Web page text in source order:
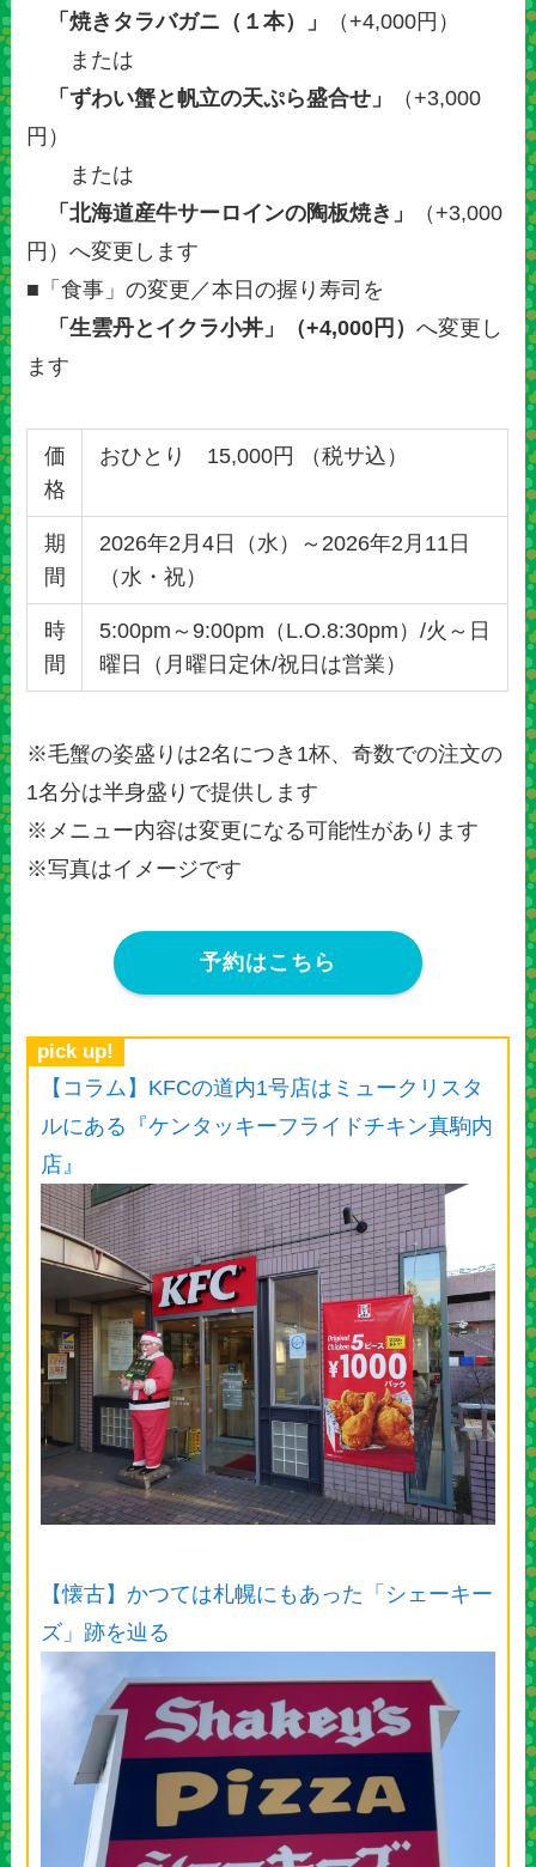
「焼きタラバガニ（１本）」
（+4,000円）
または
「ずわい蟹と帆立の天ぷら盛合せ」
（+3,000
円）
または
「北海道産牛サーロインの陶板焼き」
（+3,000
円）へ変更します
■「食事」の変更／本日の握り寿司を
「生雲丹とイクラ小丼」（+4,000円）へ変更し
ます
価
格
おひとり 15,000円 （税サ込）
期
間
2026年2月4日（水）～2026年2月11日
（水・祝）
時
間
5:00pm～9:00pm（L.O.8:30pm）​​/火～日
曜日（月曜日定休/祝日は営業）
※毛蟹の姿盛りは2名につき1杯、奇数での注文の
1名分は半身盛りで提供します
※メニュー内容は変更になる可能性があります
※写真はイメージです
予約はこちら
pick up!
【コラム】KFCの道内1号店はミュークリスタ
ルにある『ケンタッキーフライドチキン真駒内
店』
【懐古】かつては札幌にもあった「シェーキー
ズ」跡を辿る